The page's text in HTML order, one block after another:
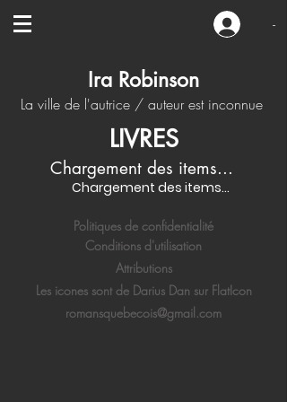
-
Ira Robinson
La ville de l'autrice / auteur est inconnue
LIVRES
Chargement des items...
Chargement des items...
Politiques de confidentialité
Conditions d'utilisation
Attributions
Les icones sont de Darius Dan sur FlatIcon
romansquebecois@gmail.com